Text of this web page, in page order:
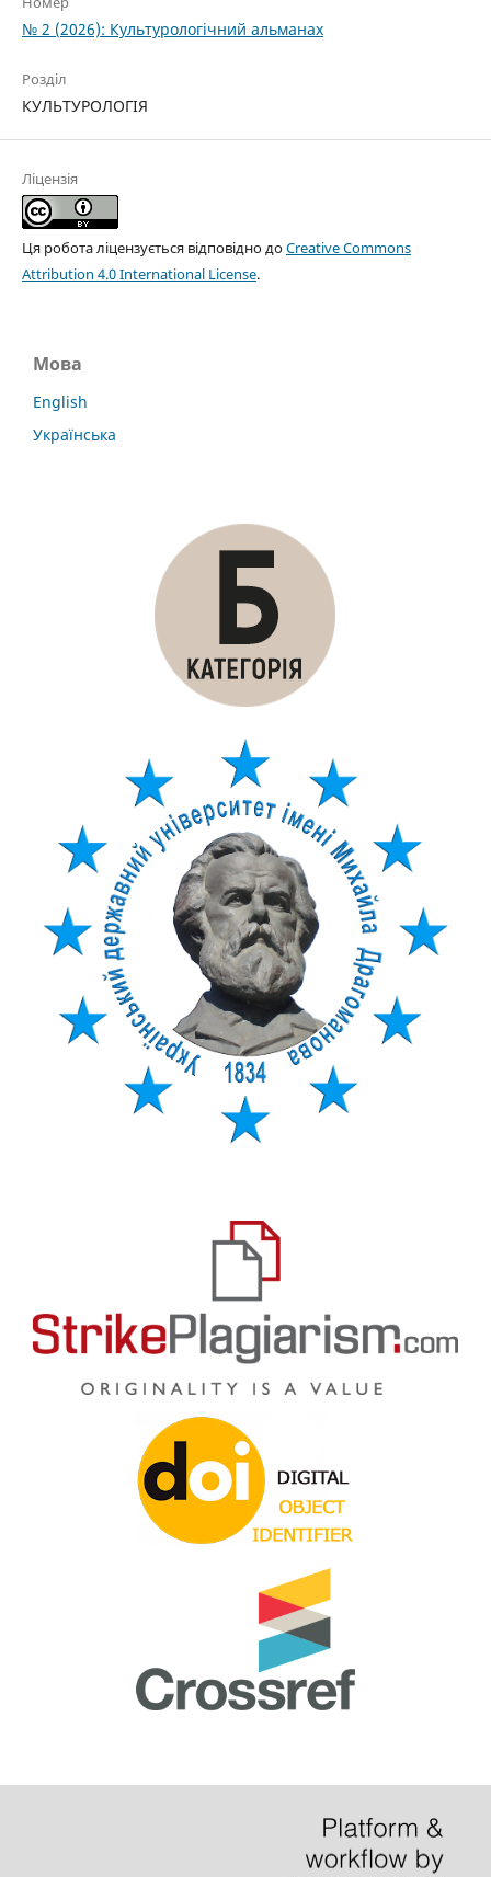
№ 2 (2026): Культурологічний альманах
Розділ
КУЛЬТУРОЛОГІЯ
Ліцензія
Ця робота ліцензується відповідно доCreative Commons
Attribution 4.0 International License.
Мова
English
Українська